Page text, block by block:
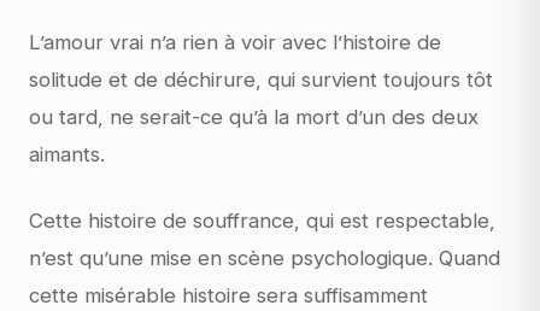
L’amour vrai n’a rien à voir avec l’histoire de
solitude et de déchirure, qui survient toujours tôt
ou tard, ne serait-ce qu’à la mort d’un des deux
aimants.
Cette histoire de souffrance, qui est respectable,
n’est qu’une mise en scène psychologique. Quand
cette misérable histoire sera suffisamment